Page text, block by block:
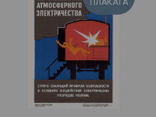
ПЛАКАТА